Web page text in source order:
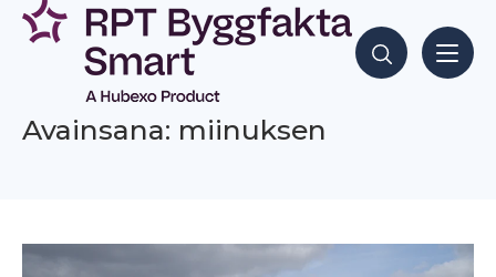
Siirry
sisältöön
Hae sisältöjä
Avainsana: miinuksen